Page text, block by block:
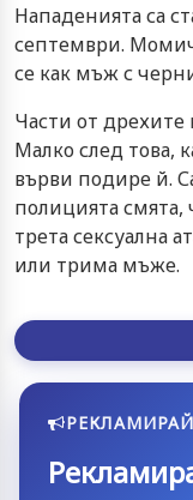
Нападенията са
септември.
се как мъж с
Части от дрехите
Малко след това,
върви подире й.
полицията
трета сексуална
или трима мъже.